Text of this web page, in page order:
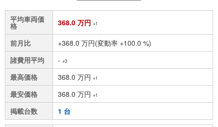
平均車両価
格 368.0 万円 ※1
前月比
+368.0 万円(変動率 +100.0 %)
諸費用平均
- ※3
最高価格 368.0 万円 ※1
最安価格 368.0 万円 ※1
掲載台数 1 台